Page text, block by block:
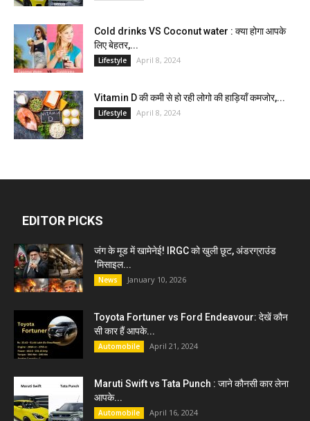
Cold drinks VS Coconut water : क्या होगा आपके
लिए बेहतर,...
Lifestyle April 8, 2024
Vitamin D की कमी से हो रही लोगो की हाड़ियाँ कमजोर,...
Lifestyle April 8, 2024
EDITOR PICKS
जंग के मूड में खामेनेई! IRGC को खुली छूट, अंडरग्राउंड
‘मिसाइल...
News January 10, 2026
Toyota Fortuner vs Ford Endeavour: देखें कौन
सी कार हैं आपके...
Automobile April 21, 2024
Maruti Swift vs Tata Punch : जाने कौनसी कार लेना
आपके...
Automobile April 16, 2024